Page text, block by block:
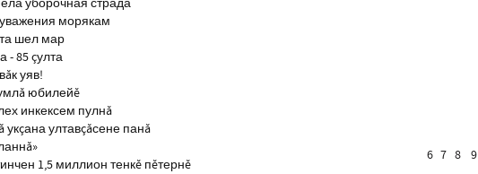
уборочная страда
морякам
шел мар
- 85 çулта
уяв!
юбилейĕ
инкексем пулнă
укçана ултавçăсене панă
1,5 миллион тенкĕ пĕтернĕ
6 7 8 9